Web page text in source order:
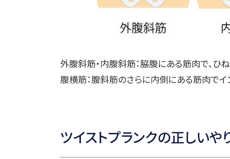
外腹斜筋・内腹斜筋：脇腹にある筋肉で、ひ
腹横筋：腹斜筋のさらに内側にある筋肉でイ
ツイストプランクの正しいや